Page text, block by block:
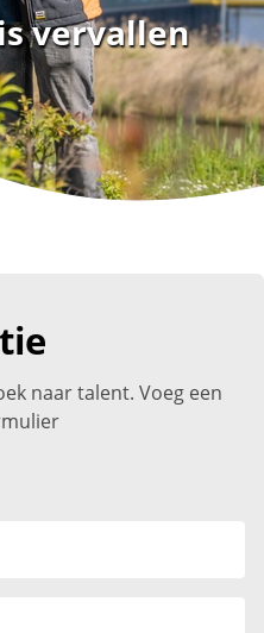
vervallen
naar talent. Voeg een